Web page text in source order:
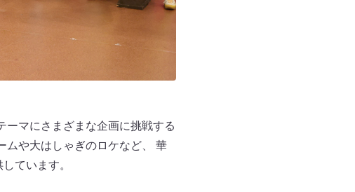
ーマにさまざまな企画に挑戦する
ムや大はしゃぎのロケなど、 華
ています。